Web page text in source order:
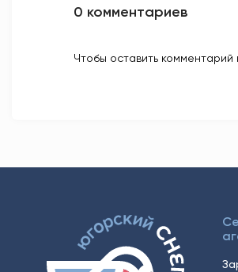
0 комментариев
Чтобы оставить комментарий